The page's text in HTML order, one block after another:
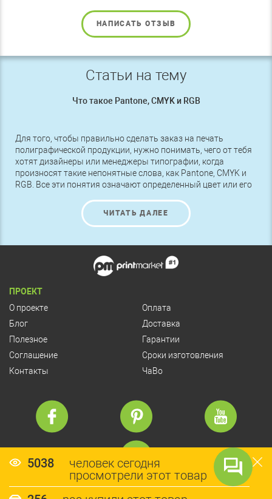
НАПИСАТЬ ОТЗЫВ
Статьи на тему
Что такое Pantone, CMYK и RGB
Для того, чтобы правильно сделать заказ на печать
полиграфической продукции, нужно понимать, чего от тебя
хотят дизайнеры или менеджеры типографии, когда
произносят такие непонятные слова, как Pantone, CMYK и
RGB. Все эти понятия означают определенный цвет или его
следует разбираться в этих названиях.
ЧИТАТЬ ДАЛЕЕ
5038
человек сегодня
просмотрели этот товар
ПРОЕКТ
О проекте
Блог
Полезное
Соглашение
Контакты
Оплата
Доставка
Гарантии
Сроки изготовления
ЧаВо